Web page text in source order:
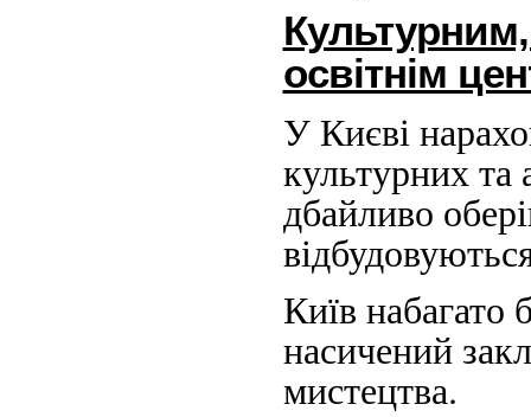
освітнім
У Києві
культурних та
дбайливо
Київ набагато
насичений
мистецтва.